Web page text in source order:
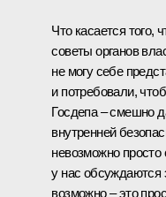
Что касается того,
советы органов
не могу себе
и потребовали,
Госдепа – смешно
внутренней
невозможно просто
у нас обсуждаются
возможно – это